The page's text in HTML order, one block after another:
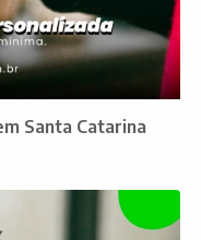
Santa Catarina